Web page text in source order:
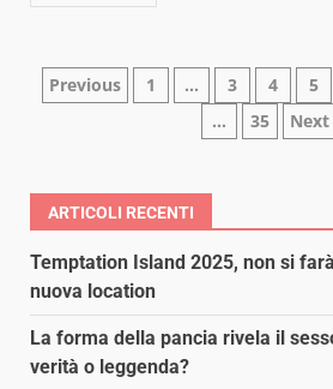
Paginazione
articoli
Previous 1 … 3 4 5
…
35 Next
ARTICOLI RECENTI
Temptation Island 2025, non si
nuova location
La forma della pancia rivela il
verità o leggenda?